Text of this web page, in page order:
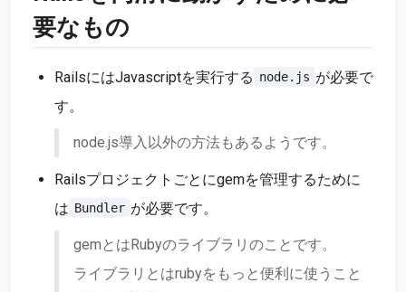
要なもの
RailsにはJavascriptを実行する node.js が必要で
す。
node.js導入以外の方法もあるようです。
Railsプロジェクトごとにgemを管理するために
は Bundler が必要です。
gemとはRubyのライブラリのことです。
ライブラリとはrubyをもっと便利に使うこと